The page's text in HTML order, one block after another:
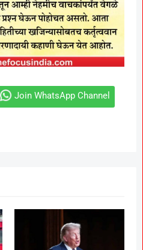
Join WhatsApp Channel